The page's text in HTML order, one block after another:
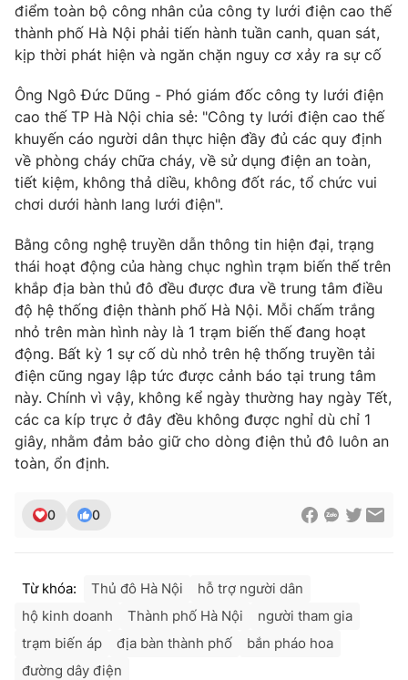
Ðiện thoại Thời báo VTV:024.66 897 897
Email: toasoan@vtv.vn
Liên hệ quảng cáo:024-7300.7108
® Cấm sao chép dưới mọi hình thức nếu không có sự chấp
thuận bằng văn bản. Ghi rõ nguồn VTV.vn khi phát hành lại
thông tin từ website này.
điểm toàn bộ công nhân của công ty lưới điện cao thế
thành phố Hà Nội phải tiến hành tuần canh, quan sát,
kịp thời phát hiện và ngăn chặn nguy cơ xảy ra sự cố
Ông Ngô Đức Dũng - Phó giám đốc công ty lưới điện
cao thế TP Hà Nội chia sẻ: "Công ty lưới điện cao thế
khuyến cáo người dân thực hiện đầy đủ các quy định
về phòng cháy chữa cháy, về sử dụng điện an toàn,
tiết kiệm, không thả diều, không đốt rác, tổ chức vui
chơi dưới hành lang lưới điện".
Bằng công nghệ truyền dẫn thông tin hiện đại, trạng
thái hoạt động của hàng chục nghìn trạm biến thế trên
khắp địa bàn thủ đô đều được đưa về trung tâm điều
độ hệ thống điện thành phố Hà Nội. Mỗi chấm trắng
nhỏ trên màn hình này là 1 trạm biến thế đang hoạt
động. Bất kỳ 1 sự cố dù nhỏ trên hệ thống truyền tải
điện cũng ngay lập tức được cảnh báo tại trung tâm
này. Chính vì vậy, không kể ngày thường hay ngày Tết,
các ca kíp trực ở đây đều không được nghỉ dù chỉ 1
giây, nhằm đảm bảo giữ cho dòng điện thủ đô luôn an
toàn, ổn định.
0 0
Từ khóa: Thủ đô Hà Nội
hỗ trợ người dân
hộ kinh doanh
Thành phố Hà Nội
người tham gia
trạm biến áp
địa bàn thành phố
bắn pháo hoa
đường dây điện